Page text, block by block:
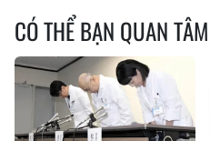
CÓ THỂ BẠN QUAN TÂM